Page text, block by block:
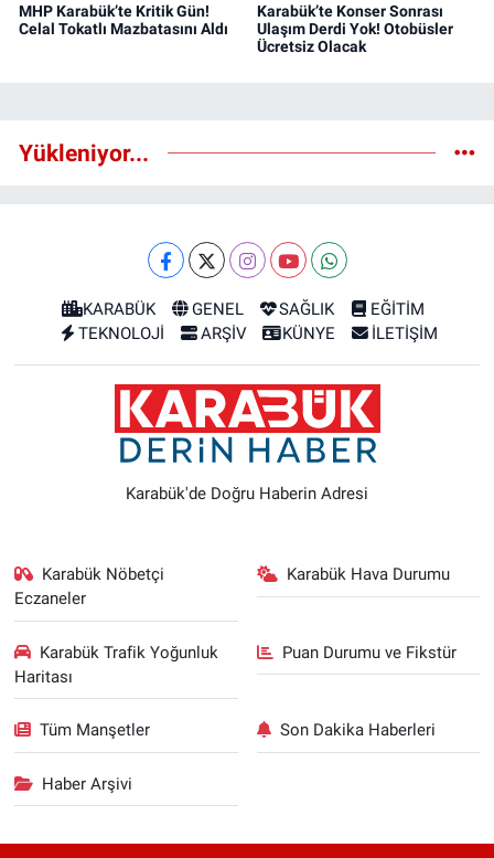
MHP Karabük’te Kritik Gün!
Celal Tokatlı Mazbatasını Aldı
Karabük’te Konser Sonrası
Ulaşım Derdi Yok! Otobüsler
Ücretsiz Olacak
Yükleniyor...
KARABÜK GENEL SAĞLIK
EĞİTİM
TEKNOLOJİ
ARŞİV KÜNYE İLETİŞİM
Karabük'de Doğru Haberin Adresi
Karabük Nöbetçi
Eczaneler
Karabük Hava Durumu
Karabük Trafik Yoğunluk
Haritası
Puan Durumu ve Fikstür
Tüm Manşetler Son Dakika Haberleri
Haber Arşivi